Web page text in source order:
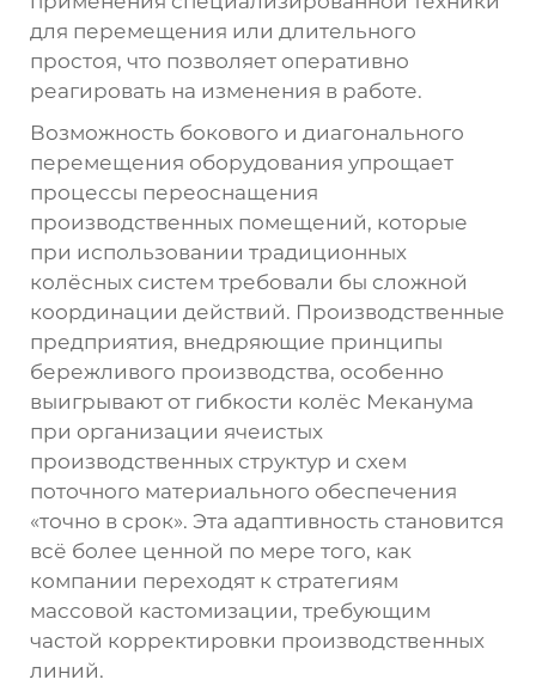
для перемещения или длительного
простоя, что позволяет оперативно
реагировать на изменения в работе.
Возможность бокового и диагонального
перемещения оборудования упрощает
процессы переоснащения
производственных помещений, которые
при использовании традиционных
колёсных систем требовали бы сложной
координации действий. Производственные
предприятия, внедряющие принципы
бережливого производства, особенно
выигрывают от гибкости колёс Меканума
при организации ячеистых
производственных структур и схем
поточного материального обеспечения
«точно в срок». Эта адаптивность становится
всё более ценной по мере того, как
компании переходят к стратегиям
массовой кастомизации, требующим
частой корректировки производственных
линий.